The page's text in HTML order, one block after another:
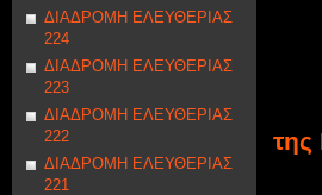
ΔΙΑΔΡΟΜΗ ΕΛΕΥΘΕΡΙΑΣ
224
ΔΙΑΔΡΟΜΗ ΕΛΕΥΘΕΡΙΑΣ
223
ΔΙΑΔΡΟΜΗ ΕΛΕΥΘΕΡΙΑΣ
222
ΔΙΑΔΡΟΜΗ ΕΛΕΥΘΕΡΙΑΣ
221
της